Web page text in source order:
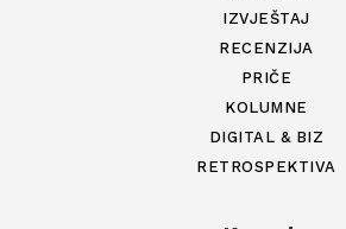
IZVJEŠTAJ
RECENZIJA
PRIČE
KOLUMNE
DIGITAL & BIZ
RETROSPEKTIVA